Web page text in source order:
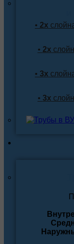
• 2х
• 2х
• 3х
• 3х